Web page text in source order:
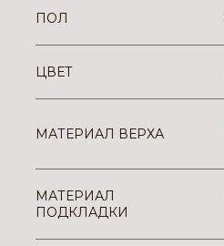
ПОЛ
ЦВЕТ
МАТЕРИАЛ ВЕРХА
МАТЕРИАЛ
ПОДКЛАДКИ